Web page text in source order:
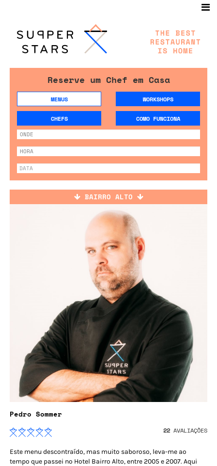
Reserve um Chef em Casa
MENUS WORKSHOPS
CHEFS COMO FUNCIONA
BAIRRO ALTO
Pedro Sommer
22 AVALIAÇÕES
Este menu descontraído, mas muito saboroso, leva-me ao
tempo que passei no Hotel Bairro Alto, entre 2005 e 2007. Aqui